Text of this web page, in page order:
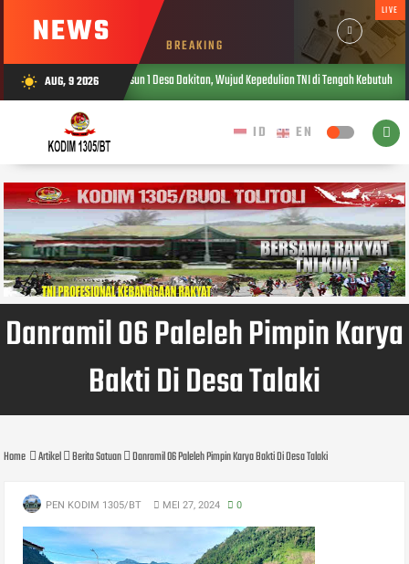
NEWS BREAKING
LIVE
wb_sunny AUG, 9 2026
Warga Dusun 1 Desa Dakitan, Wujud Kepedulian TNI di Tengah Kebutuhan Masyarakat
Danramil 06 Paleleh Pimpin Karya
Bakti Di Desa Talaki
Home Artikel Berita Satuan Danramil 06 Paleleh Pimpin Karya Bakti Di Desa Talaki
PEN KODIM 1305/BT MEI 27, 2024 0